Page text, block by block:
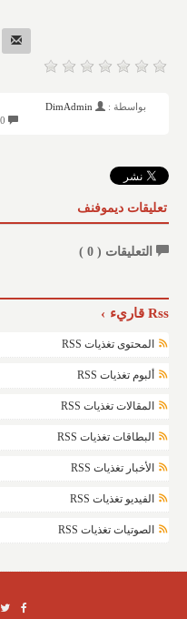
بواسطة :
DimAdmin
تعليقات ديموفنف
التعليقات ( 0
)
Rss قاريء
المحتوى تغذيات RSS
ألبوم تغذيات RSS
المقالات تغذيات RSS
البطاقات تغذيات RSS
الأخبار تغذيات RSS
الفيديو تغذيات RSS
الصوتيات تغذيات RSS